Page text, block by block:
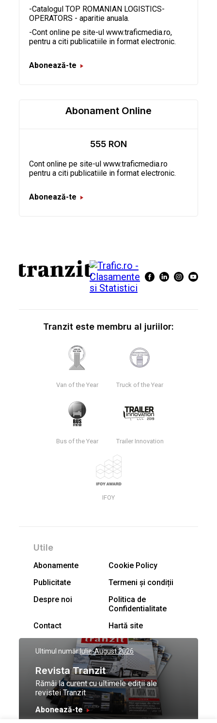
-Catalogul TOP ROMANIAN LOGISTICS-
OPERATORS - aparitie anuala.
-Cont online pe site-ul www.traficmedia.ro,
pentru a citi publicatiile in format electronic.
Abonează-te
Abonament Online
555 RON
Cont online pe site-ul www.traficmedia.ro
pentru a citi publicatiile in format electronic.
Abonează-te
Tranzit este membru al juriilor:
Van of the Year Truck of the Year
Bus of the Year Trailer Innovation
IFOY
Utile
Abonamente
Cookie Policy
Publicitate
Termeni și condiții
Despre noi
Politica de
Confidentialitate
Contact
Hartă site
Ultimul număr:Iulie-August 2026
Revista Tranzit
Rămâi la curent cu ultimele ediții ale
revistei Tranzit
Abonează-te